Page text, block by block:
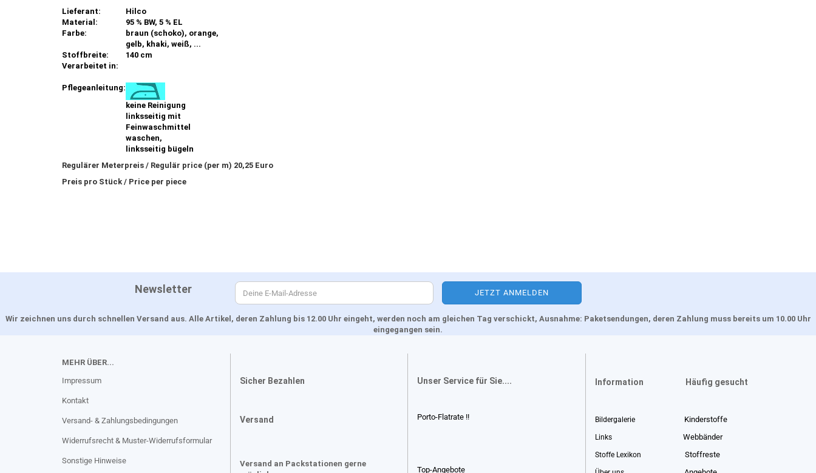
Lieferant:
Hilco
Material:
95 % BW, 5 % EL
Farbe:
braun (schoko), orange,
gelb, khaki, weiß, ...
Stoffbreite:
140 cm
Verarbeitet in:
Pflegeanleitung:
keine Reinigung
linksseitig mit
Feinwaschmittel
waschen,
linksseitig bügeln
Regulärer Meterpreis / Regulär price (per m) 20,25 Euro
Preis pro Stück / Price per piece
Newsletter
Wir zeichnen uns durch schnellen Versand aus. Alle Artikel, deren Zahlung bis 12.00 Uhr eingeht, werden noch am gleichen Tag verschickt, Ausnahme: Paketsendungen, deren Zahlung muss bereits um 10.00 Uhr
eingegangen sein.
MEHR ÜBER...
Impressum
Kontakt
Versand- & Zahlungsbedingungen
Widerrufsrecht & Muster-Widerrufsformular
Sonstige Hinweise
Sicher Bezahlen
Versand
Versand an Packstationen gerne
Unser Service für Sie....
Porto-Flatrate !!
Top-Angebote
Information Häufig gesucht
Bildergalerie Kinderstoffe
Links Webbänder
Stoffe Lexikon Stoffreste